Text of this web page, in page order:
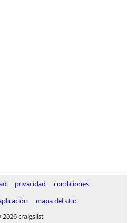
privacidad
condiciones
mapa del sitio
2026 craigslist